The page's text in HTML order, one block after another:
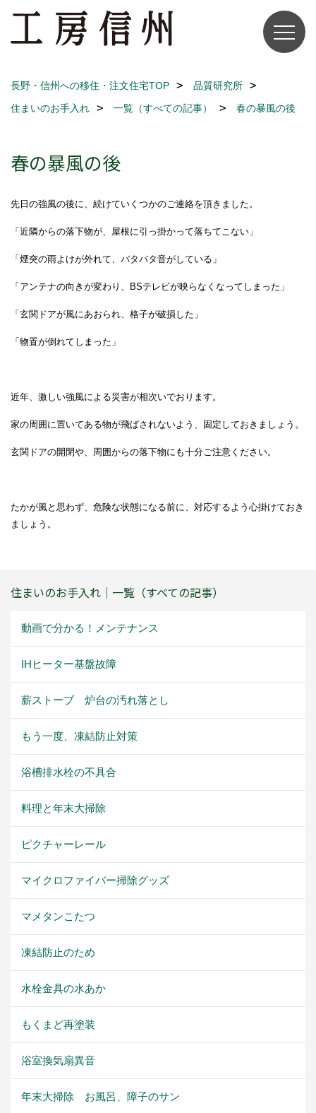
長野・信州への移住・注文住宅TOP
品質研究所
住まいのお手入れ
一覧（すべての記事） 春の暴風の後
春の暴風の後
先日の強風の後に、続けていくつかのご連絡を頂きました。
「 近隣からの落下物が、屋根に引っ掛かって落ちてこない」
「煙突の雨よけが外れて、バタバタ音がしている」
「アンテナの向きが変わり、BSテレビが映らなくなってしまった」
「玄関ドアが風にあおられ、格子が破損した」
「物置が倒れてしまった」
近年、激しい強風による災害が相次いでおります。
家の周囲に置いてある物が飛ばされないよう、固定しておきましょう。
玄関ドアの開閉や、周囲からの落下物にも十分ご注意ください。
たかが風と思わず、危険な状態になる前に、対応するよう心掛けておき
ましょう。
住まいのお手入れ｜一覧（すべての記事）
動画で分かる！メンテナンス
IHヒーター基盤故障
薪ストーブ 炉台の汚れ落とし
もう一度、凍結防止対策
浴槽排水栓の不具合
料理と年末大掃除
ピクチャーレール
マイクロファイバー掃除グッズ
マメタンこたつ
凍結防止のため
水栓金具の水あか
もくまど再塗装
浴室換気扇異音
年末大掃除 お風呂、障子のサン